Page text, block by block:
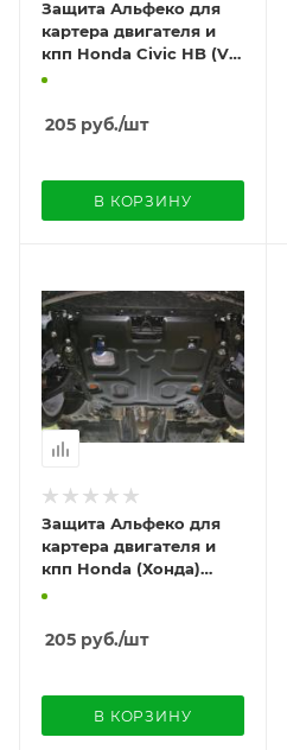
Защита Альфеко для
картера двигателя и
кпп Honda Civic HB (V-
1.8, 2006-2012)
205 руб./шт
В КОРЗИНУ
Защита Альфеко для
картера двигателя и
кпп Honda (Хонда)
Accord IХ, V-2.4, (2013-)
205 руб./шт
В КОРЗИНУ